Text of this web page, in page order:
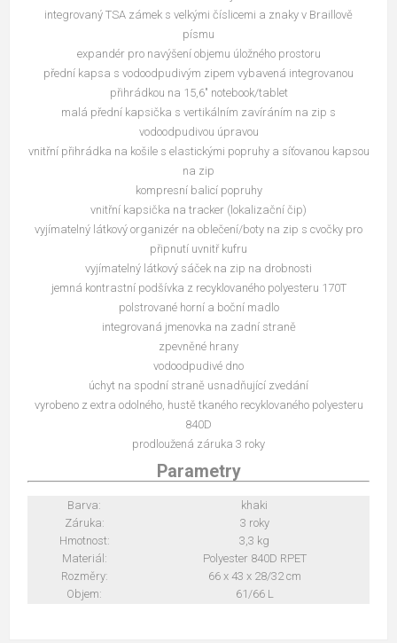
integrovaný TSA zámek s velkými číslicemi a znaky v Braillově
písmu
expandér pro navýšení objemu úložného prostoru
přední kapsa s vodoodpudivým zipem vybavená integrovanou
přihrádkou na 15,6" notebook/tablet
malá přední kapsička s vertikálním zavíráním na zip s
vodoodpudivou úpravou
vnitřní přihrádka na košile s elastickými popruhy a síťovanou kapsou
na zip
kompresní balicí popruhy
vnitřní kapsička na tracker (lokalizační čip)
vyjímatelný látkový organizér na oblečení/boty na zip s cvočky pro
připnutí uvnitř kufru
vyjímatelný látkový sáček na zip na drobnosti
jemná kontrastní podšívka z recyklovaného polyesteru 170T
polstrované horní a boční madlo
integrovaná jmenovka na zadní straně
zpevněné hrany
vodoodpudivé dno
úchyt na spodní straně usnadňující zvedání
vyrobeno z extra odolného, hustě tkaného recyklovaného polyesteru
840D
prodloužená záruka 3 roky
Parametry
Barva:
khaki
Záruka:
3 roky
Hmotnost:
3,3 kg
Materiál:
Polyester 840D RPET
Rozměry:
66 x 43 x 28/32 cm
Objem:
61/66 L